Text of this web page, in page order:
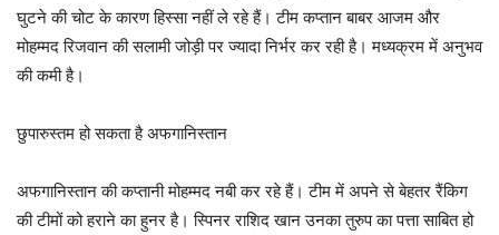
घुटने की चोट के कारण हिस्सा नहीं ले रहे हैं। टीम कप्तान बाबर आजम और
मोहम्मद रिजवान की सलामी जोड़ी पर ज्यादा निर्भर कर रही है। मध्यक्रम में अनुभव
की कमी है।
छुपारुस्तम हो सकता है अफगानिस्तान
अफगानिस्तान की कप्तानी मोहम्मद नबी कर रहे हैं। टीम में अपने से बेहतर रैंकिग
की टीमों को हराने का हुनर है। स्पिनर राशिद खान उनका तुरुप का पत्ता साबित हो